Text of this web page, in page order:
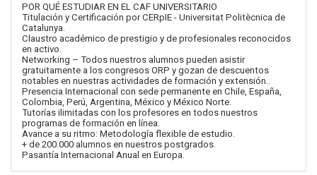
POR QUÉ ESTUDIAR EN EL CAF UNIVERSITARIO
Titulación y Certificación por CERpIE - Universitat Politècnica de
Catalunya.
Claustro académico de prestigio y de profesionales reconocidos
en activo.
Networking – Todos nuestros alumnos pueden asistir
gratuitamente a los congresos ORP y gozan de descuentos
notables en nuestras actividades de formación y extensión..
Presencia Internacional con sede permanente en Chile, España,
Colombia, Perú, Argentina, México y México Norte.
Tutorías ilimitadas con los profesores en todos nuestros
programas de formación en línea.
Avance a su ritmo: Metodología flexible de estudio.
+ de 200.000 alumnos en nuestros postgrados.
Pasantía Internacional Anual en Europa.